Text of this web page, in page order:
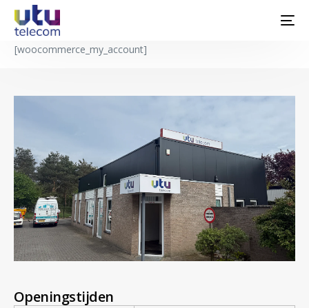
[woocommerce_my_account]
Openingstijden